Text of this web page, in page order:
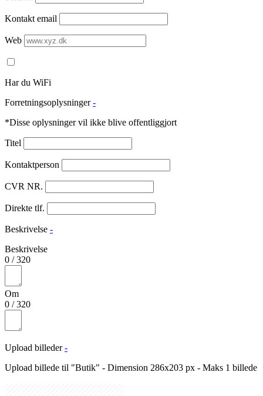
Kontakt email
Web
Har du WiFi
Forretningsoplysninger -
*Disse oplysninger vil ikke blive offentliggjort
Titel
Kontaktperson
CVR NR.
Direkte tlf.
Beskrivelse -
Beskrivelse
0 /320
Om
0 /320
Upload billeder -
Upload billede til "Butik" - Dimension 286x203 px - Maks 1 billede